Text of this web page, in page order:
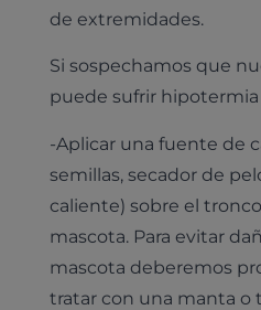
de extremidades.
Si sospechamos que
puede sufrir
-Aplicar una fuente de
semillas, secador de
caliente) sobre el
mascota. Para evitar
mascota deberemos
tratar con una manta o